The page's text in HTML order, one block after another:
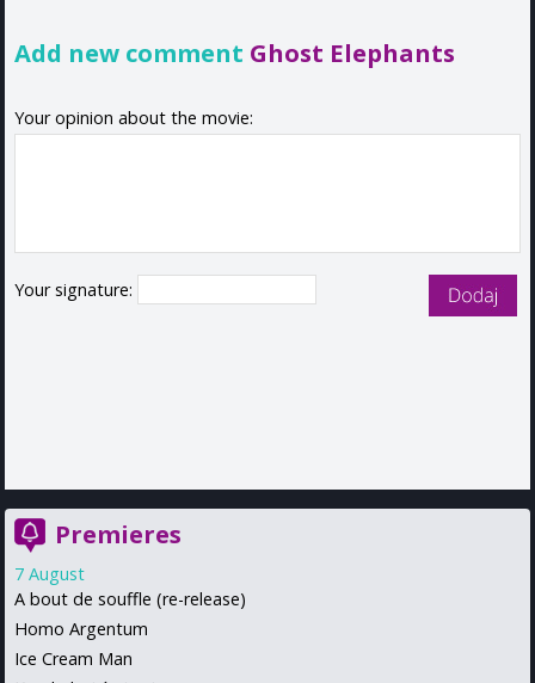
Add new comment Ghost Elephants
Your opinion about the movie:
Your signature:
Premieres
7 August
A bout de souffle (re-release)
Homo Argentum
Ice Cream Man